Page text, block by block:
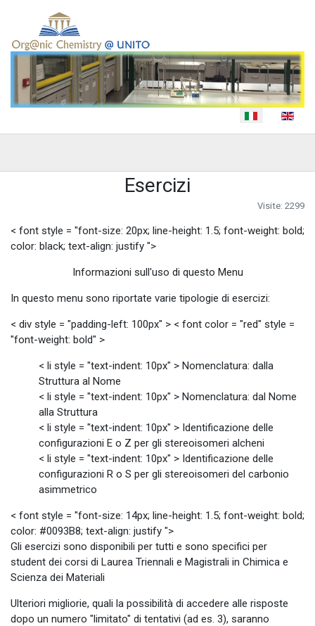
Esercizi
Visite: 2299
< font style = "font-size: 20px; line-height: 1.5; font-weight: bold;
color: black; text-align: justify ">
Informazioni sull'uso di questo Menu
In questo menu sono riportate varie tipologie di esercizi:
< div style = "padding-left: 100px" > < font color = "red" style =
"font-weight: bold" >
< li style = "text-indent: 10px" > Nomenclatura: dalla
Struttura al Nome
< li style = "text-indent: 10px" > Nomenclatura: dal Nome
alla Struttura
< li style = "text-indent: 10px" > Identificazione delle
configurazioni E o Z per gli stereoisomeri alcheni
< li style = "text-indent: 10px" > Identificazione delle
configurazioni R o S per gli stereoisomeri del carbonio
asimmetrico
< font style = "font-size: 14px; line-height: 1.5; font-weight: bold;
color: #0093B8; text-align: justify ">
Gli esercizi sono disponibili per tutti e sono specifici per
student dei corsi di Laurea Triennali e Magistrali in Chimica e
Scienza dei Materiali
Ulteriori migliorie, quali la possibilità di accedere alle risposte
dopo un numero "limitato" di tentativi (ad es. 3), saranno